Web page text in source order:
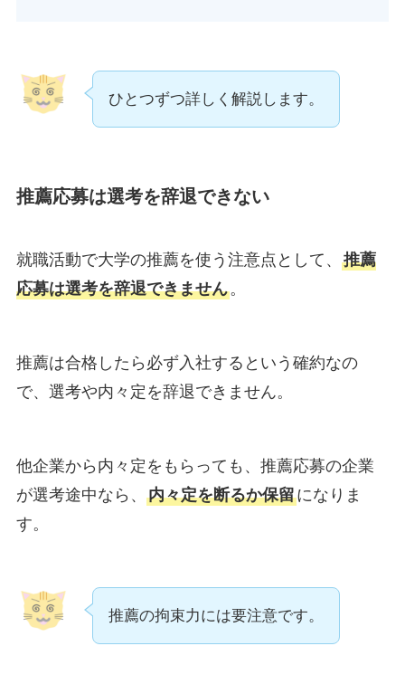
ひとつずつ詳しく解説します。
推薦応募は選考を辞退できない
就職活動で大学の推薦を使う注意点として、 推薦
応募は選考を辞退できません。
推薦は合格したら必ず入社するという確約なの
で、選考や内々定を辞退できません。
他企業から内々定をもらっても、推薦応募の企業
が選考途中なら、 内々定を断るか保留になりま
す。
推薦の拘束力には要注意です。